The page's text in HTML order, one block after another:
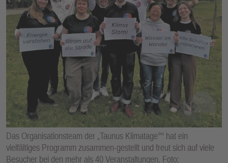
Das Organisationsteam der „Taunus Klimatage°“ hat ein
vielfältiges Programm zusammen-gestellt und freut sich auf viele
Besucher bei den mehr als 40 Veranstaltungen. Foto:
E
N